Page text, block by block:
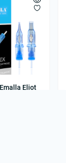
Eliot